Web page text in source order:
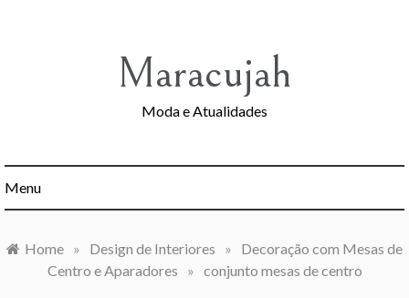
Maracujah
Moda e Atualidades
Menu
Home » Design de Interiores »
Decoração com Mesas de
Centro e Aparadores
» conjunto mesas de centro